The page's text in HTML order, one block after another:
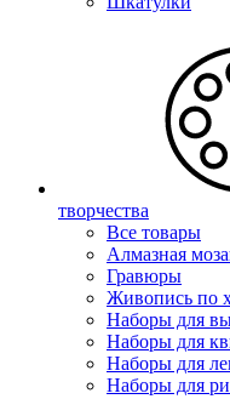
творчества
Все товары
Алмазная
Гравюры
Живопись по
Наборы для
Наборы для
Наборы для
Наборы для